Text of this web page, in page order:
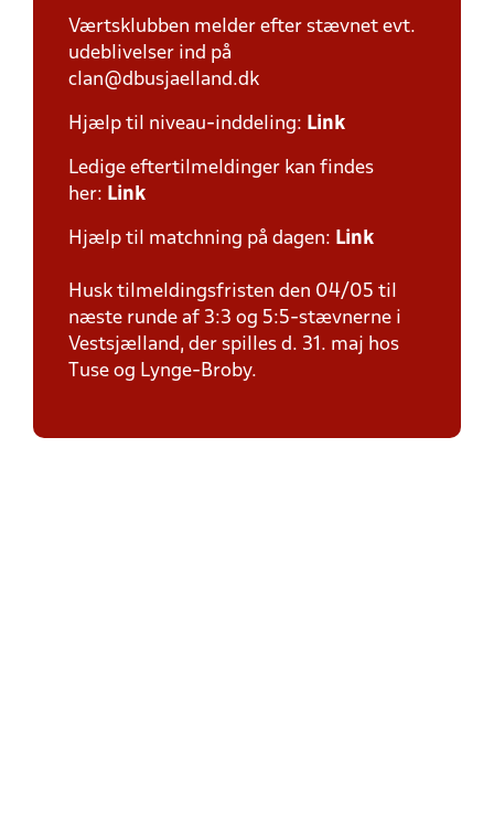
Værtsklubben melder efter stævnet evt.
udeblivelser ind på
clan@dbusjaelland.dk
Hjælp til niveau-inddeling: Link
Ledige eftertilmeldinger kan findes
her: Link
Hjælp til matchning på dagen: Link
Husk tilmeldingsfristen den 04/05 til
næste runde af 3:3 og 5:5-stævnerne i
Vestsjælland, der spilles d. 31. maj hos
Tuse og Lynge-Broby.